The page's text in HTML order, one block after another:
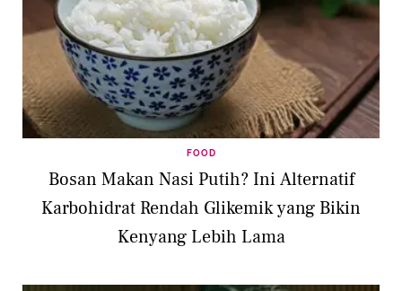
FOOD
Bosan Makan Nasi Putih? Ini Alternatif
Karbohidrat Rendah Glikemik yang Bikin
Kenyang Lebih Lama